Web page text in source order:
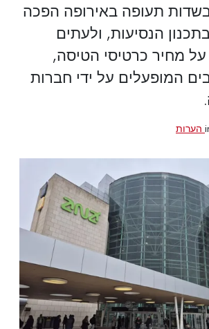
תעופה באירופה הפכה
הנסיעות, ולעתים
על מחיר כרטיסי הטיסה,
המופעלים על ידי חברות